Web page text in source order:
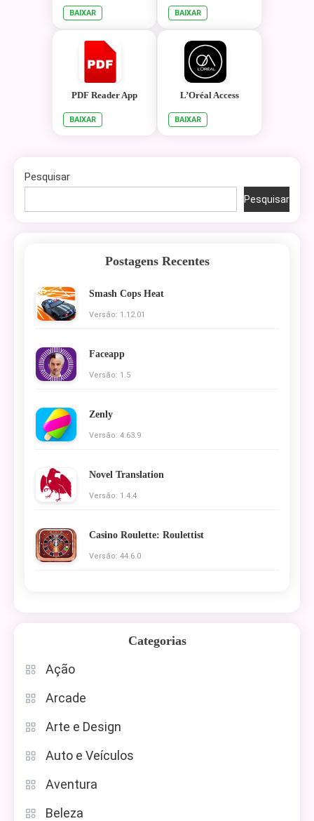
BAIXAR BAIXAR
PDF Reader App
BAIXAR
L’Oréal Access
BAIXAR
Pesquisar
Pesquisar
Postagens Recentes
Smash Cops Heat
Versão: 1.12.01
Faceapp
Versão: 1.5
Zenly
Versão: 4.63.9
Novel Translation
Versão: 1.4.4
Casino Roulette: Roulettist
Versão: 44.6.0
Categorias
Ação
Arcade
Arte e Design
Auto e Veículos
Aventura
Beleza